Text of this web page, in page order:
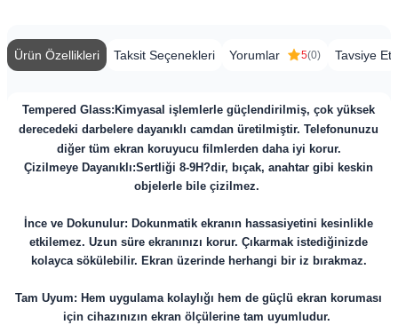
Ürün Özellikleri Taksit Seçenekleri Yorumlar 5(0) Tavsiye Et
Tempered Glass: Kimyasal işlemlerle güçlendirilmiş, çok yüksek
derecedeki darbelere dayanıklı camdan üretilmiştir. Telefonunuzu
diğer tüm ekran koruyucu filmlerden daha iyi korur.
Çizilmeye Dayanıklı:Sertliği 8-9H?dir, bıçak, anahtar gibi keskin
objelerle bile çizilmez.
İnce ve Dokunulur: Dokunmatik ekranın hassasiyetini kesinlikle
etkilemez. Uzun süre ekranınızı korur. Çıkarmak istediğinizde
kolayca sökülebilir. Ekran üzerinde herhangi bir iz bırakmaz.
Tam Uyum: Hem uygulama kolaylığı hem de güçlü ekran koruması
için cihazınızın ekran ölçülerine tam uyumludur.